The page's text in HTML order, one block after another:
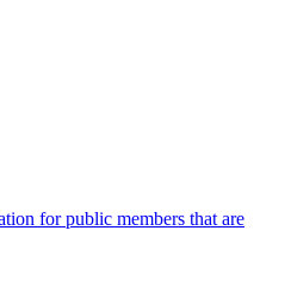
for public members that are